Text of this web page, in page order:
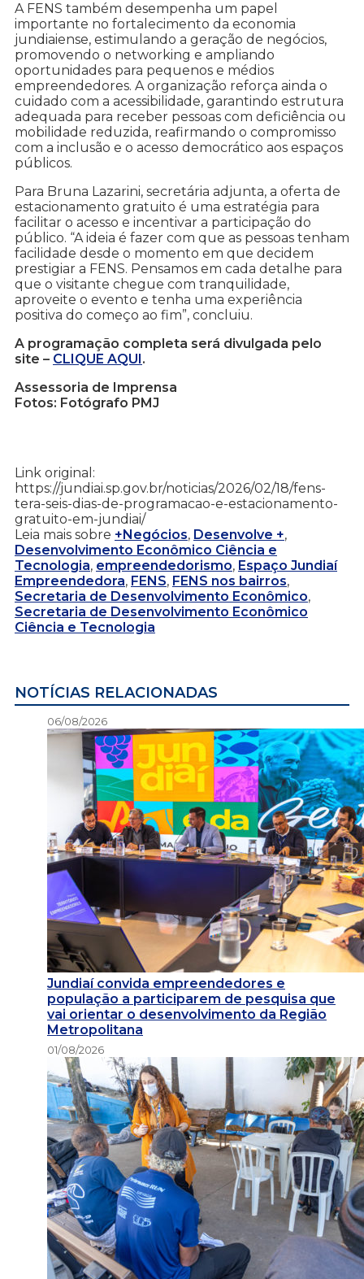
A FENS também desempenha um papel
importante no fortalecimento da economia
jundiaiense, estimulando a geração de negócios,
promovendo o networking e ampliando
oportunidades para pequenos e médios
empreendedores. A organização reforça ainda o
cuidado com a acessibilidade, garantindo estrutura
adequada para receber pessoas com deficiência ou
mobilidade reduzida, reafirmando o compromisso
com a inclusão e o acesso democrático aos espaços
públicos.
Para Bruna Lazarini, secretária adjunta, a oferta de
estacionamento gratuito é uma estratégia para
facilitar o acesso e incentivar a participação do
público. “A ideia é fazer com que as pessoas tenham
facilidade desde o momento em que decidem
prestigiar a FENS. Pensamos em cada detalhe para
que o visitante chegue com tranquilidade,
aproveite o evento e tenha uma experiência
positiva do começo ao fim”, concluiu.
A programação completa será divulgada pelo
site – CLIQUE AQUI .
Assessoria de Imprensa
Fotos: Fotógrafo PMJ
Link original:
https://jundiai.sp.gov.br/noticias/2026/02/18/fens-
tera-seis-dias-de-programacao-e-estacionamento-
gratuito-em-jundiai/
Leia mais sobre +Negócios, Desenvolve +,
Desenvolvimento Econômico Ciência e
Tecnologia, empreendedorismo, Espaço Jundiaí
Empreendedora, FENS, FENS nos bairros,
Secretaria de Desenvolvimento Econômico,
Secretaria de Desenvolvimento Econômico
Ciência e Tecnologia
NOTÍCIAS RELACIONADAS
06/08/2026
Jundiaí convida empreendedores e
população a participarem de pesquisa que
vai orientar o desenvolvimento da Região
Metropolitana
01/08/2026